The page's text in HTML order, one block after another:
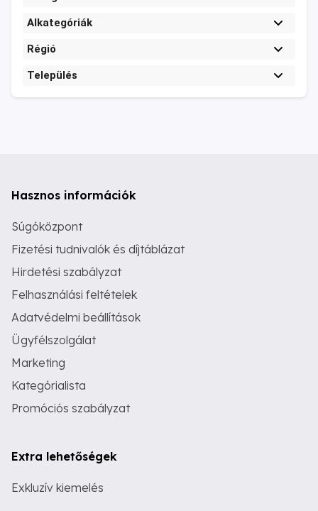
Alkategóriák
Régió
Település
Hasznos információk
Súgóközpont
Fizetési tudnivalók és díjtáblázat
Hirdetési szabályzat
Felhasználási feltételek
Adatvédelmi beállítások
Ügyfélszolgálat
Marketing
Kategórialista
Promóciós szabályzat
Extra lehetőségek
Exkluzív kiemelés